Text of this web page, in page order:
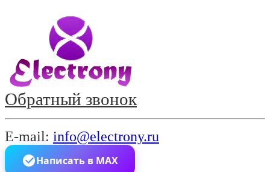
Обратный звонок
E-mail: info@electrony.ru
Написать в MAX